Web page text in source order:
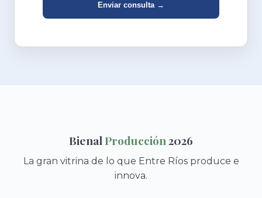
Enviar consulta →
BienalProducción2026
La gran vitrina de lo que Entre Ríos produce e
innova.